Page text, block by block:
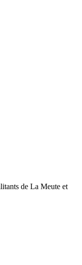
de La Meute et